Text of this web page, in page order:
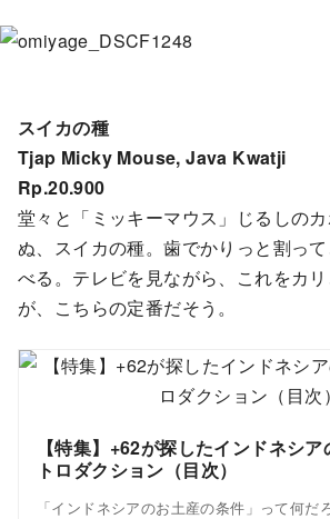
スイカの種
Tjap Micky Mouse, Java Kwatji
Rp.20.900
堂々と「ミッキーマウス」じるしの
ぬ、スイカの種。歯でかりっと割っ
べる。テレビを見ながら、これをカ
が、こちらの定番だそう。
【特集】+62が探したインドネシ
トロダクション（目次）
「インドネシアのお土産の条件」って何